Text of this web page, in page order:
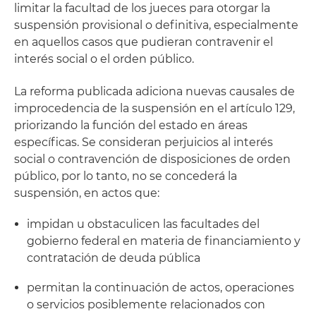
limitar la facultad de los jueces para otorgar la
suspensión provisional o definitiva, especialmente
en aquellos casos que pudieran contravenir el
interés social o el orden público.
La reforma publicada adiciona nuevas causales de
improcedencia de la suspensión en el artículo 129,
priorizando la función del estado en áreas
específicas. Se consideran perjuicios al interés
social o contravención de disposiciones de orden
público, por lo tanto, no se concederá la
suspensión, en actos que:
impidan u obstaculicen las facultades del
gobierno federal en materia de financiamiento y
contratación de deuda pública
permitan la continuación de actos, operaciones
o servicios posiblemente relacionados con